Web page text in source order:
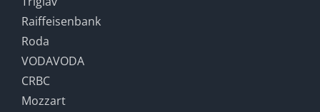
Raiffeisenbank
Roda
VODAVODA
CRBC
Mozzart